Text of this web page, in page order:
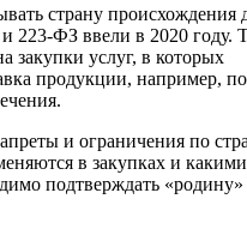
страну происхождения
223-ФЗ ввели в 2020 году.
закупки услуг, в которых
продукции, например,
и ограничения по
в закупках и какими
подтверждать «родину»